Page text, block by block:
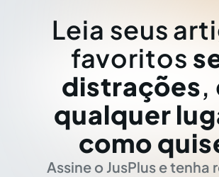
Leia seus
favoritos
distrações,
qualquer
como
Assine o JusPlus e tenha